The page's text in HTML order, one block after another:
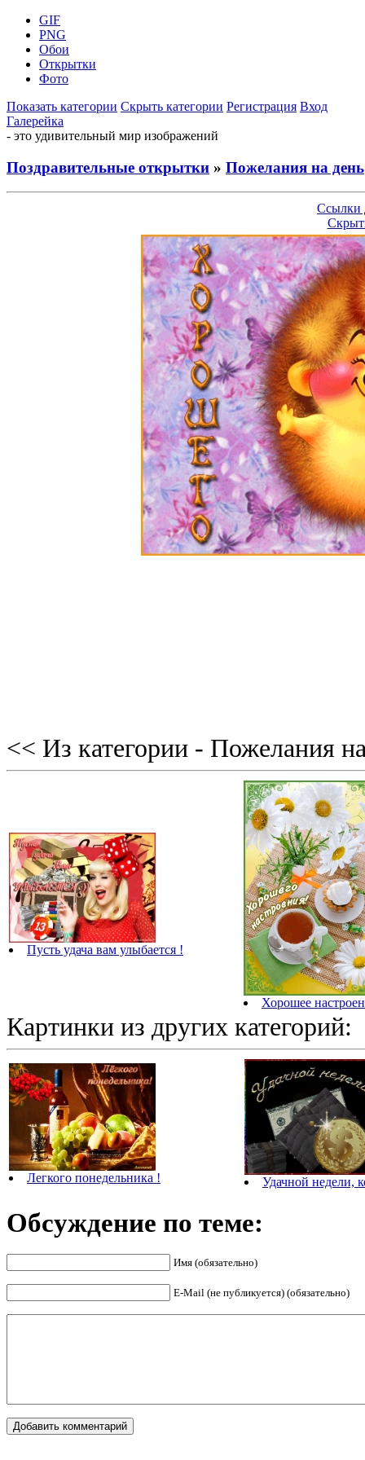
GIF
PNG
Обои
Открытки
Фото
Показать категории Скрыть категории Регистрация Вход
Галерейка
- это удивительный мир изображений
Поздравительные открытки » Пожелания на день
Ссылки
<< Из категории - Пожелания
Пусть удача вам улыбается !
Хорошее
Картинки из других категорий:
Легкого понедельника ! Удачной недели,
Обсуждение по теме:
Имя (обязательно)
E-Mail (не публикуется) (обязательно)